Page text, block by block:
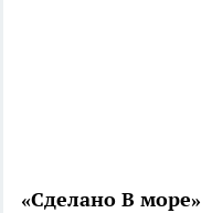
«Сделано В море»